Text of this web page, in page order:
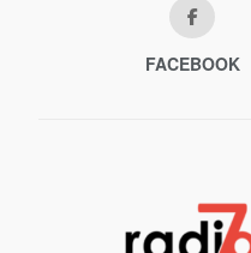
FACEBOOK